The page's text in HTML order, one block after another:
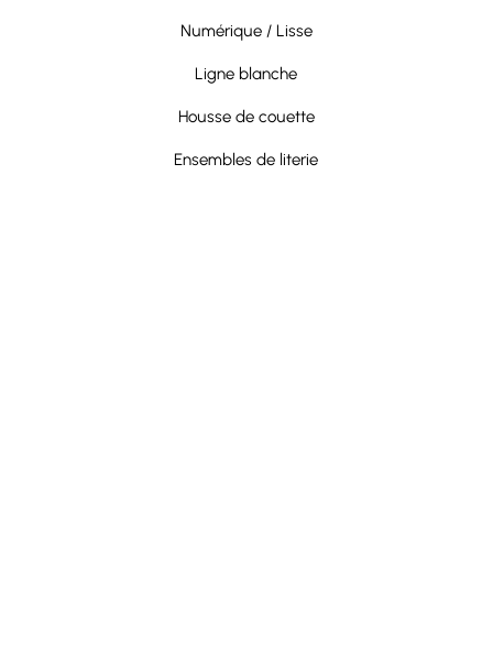
Numérique / Lisse
Ligne blanche
Housse de couette
Ensembles de literie